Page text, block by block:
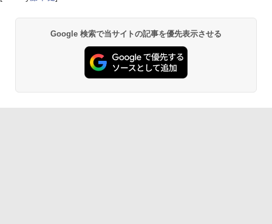
Google 検索で当サイトの記事を優先表示させる